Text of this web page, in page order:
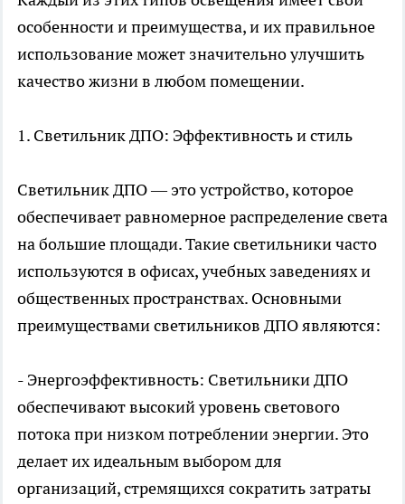
особенности и преимущества, и их правильное
использование может значительно улучшить
качество жизни в любом помещении.
1. Светильник ДПО: Эффективность и стиль
Светильник ДПО — это устройство, которое
обеспечивает равномерное распределение света
на большие площади. Такие светильники часто
используются в офисах, учебных заведениях и
общественных пространствах. Основными
преимуществами светильников ДПО являются:
- Энергоэффективность: Светильники ДПО
обеспечивают высокий уровень светового
потока при низком потреблении энергии. Это
делает их идеальным выбором для
организаций, стремящихся сократить затраты